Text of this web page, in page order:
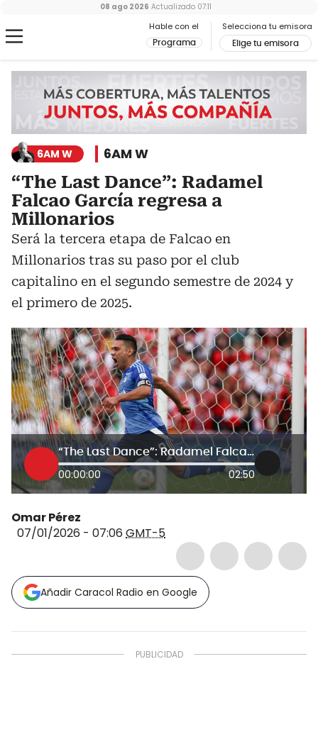
Hable con el
Programa
Selecciona tu emisora
Elige tu emisora
08 ago 2026 Actualizado 07:11
6AM W 6AM W
“The Last Dance”: Radamel
Falcao García regresa a
Millonarios
Será la tercera etapa de Falcao en
Millonarios tras su paso por el club
capitalino en el segundo semestre de 2024 y
el primero de 2025.
“The Last Dance”: Radamel Falcao García regresa a Millonarios
00:00:00 02:50
Omar Pérez
07/01/2026 - 07:06 GMT-5
Añadir Caracol Radio en Google